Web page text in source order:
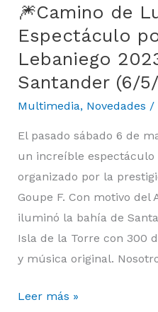
🎆Camino de
Espectáculo
Lebaniego
Santander (6/
Multimedia, Novedades /
El pasado sábado 6 de
un increíble espectáculo
organizado por la
Goupe F. Con motivo del
iluminó la bahía de
Isla de la Torre con 300
y música original.
🎆
Camino
de
✨
–
Espectáculo
por
el
Año
Jubilar
Lebaniego
2023
Bahía
Leer más »